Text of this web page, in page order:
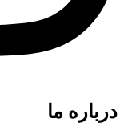
درباره ما